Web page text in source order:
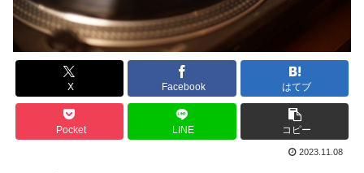
X Facebook はてブ
Pocket LINE コピー
2023.11.08